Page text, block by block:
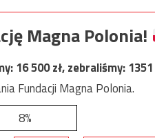
Magna Polonia!
16 500zł, zebraliśmy:1351
Fundacji Magna Polonia.
8%